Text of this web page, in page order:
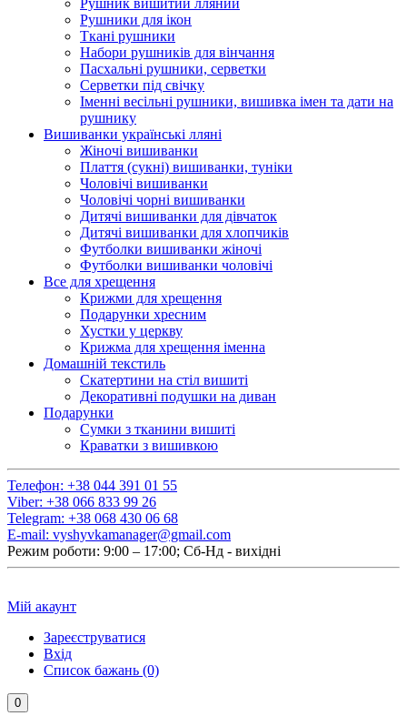
Рушник вишитий лляний
Рушники для ікон
Ткані рушники
Набори рушників для вінчання
Пасхальні рушники, серветки
Серветки під свічку
Іменні весільні рушники, вишивка імен та дати на
рушнику
Вишиванки українські лляні
Жіночі вишиванки
Плаття (сукні) вишиванки, туніки
Чоловічі вишиванки
Чоловічі чорні вишиванки
Дитячі вишиванки для дівчаток
Дитячі вишиванки для хлопчиків
Футболки вишиванки жіночі
Футболки вишиванки чоловічі
Все для хрещення
Крижми для хрещення
Подарунки хресним
Хустки у церкву
Крижма для хрещення іменна
Домашній текстиль
Скатертини на стіл вишиті
Декоративні подушки на диван
Подарунки
Сумки з тканини вишиті
Краватки з вишивкою
Телефон: +38 044 391 01 55
Viber: +38 066 833 99 26
Telegram: +38 068 430 06 68
E-mail: vyshyvkamanager@gmail.com
Режим роботи: 9:00 – 17:00; Сб-Нд - вихідні
Мій акаунт
Зареєструватися
Вхід
Список бажань (0)
0